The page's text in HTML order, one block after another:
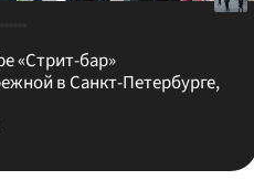
«Стрит-бар»
в Санкт-Петербурге,